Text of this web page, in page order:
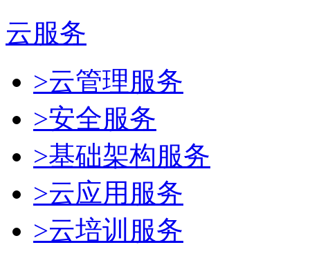
云服务
>云管理服务
>安全服务
>基础架构服务
>云应用服务
>云培训服务